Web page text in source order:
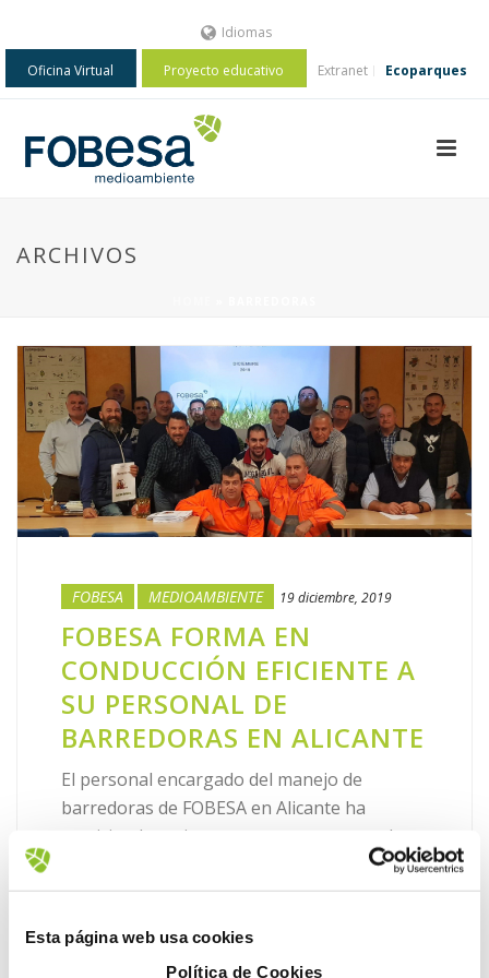
Esta página web usa cookies
Política de Cookies
Idiomas
Oficina Virtual Proyecto educativo Extranet Ecoparques
ARCHIVOS
FOBESA MEDIOAMBIENTE 19 diciembre, 2019
FOBESA FORMA EN
CONDUCCIÓN EFICIENTE A
SU PERSONAL DE
BARREDORAS EN ALICANTE
El personal encargado del manejo de
barredoras de FOBESA en Alicante ha
participado recientemente en un curso de
conducción eficiente para aprender a sacar
un mayor partido de este tipo de [...]